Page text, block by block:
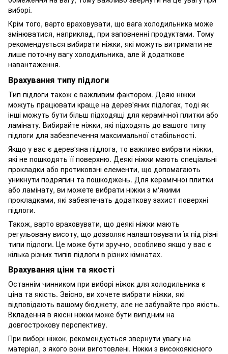
виборі.
Крім того, варто враховувати, що вага холодильника може
змінюватися, наприклад, при заповненні продуктами. Тому
рекомендується вибирати ніжки, які можуть витримати не
лише поточну вагу холодильника, але й додаткове
навантаження.
Врахування типу підлоги
Тип підлоги також є важливим фактором. Деякі ніжки
можуть працювати краще на дерев'яних підлогах, тоді як
інші можуть бути більш підходящі для керамічної плитки або
ламінату. Вибирайте ніжки, які підходять до вашого типу
підлоги для забезпечення максимальної стабільності.
Якщо у вас є дерев'яна підлога, то важливо вибрати ніжки,
які не пошкодять її поверхню. Деякі ніжки мають спеціальні
прокладки або протиковзні елементи, що допомагають
уникнути подряпин та пошкоджень. Для керамічної плитки
або ламінату, ви можете вибрати ніжки з м'якими
прокладками, які забезпечать додаткову захист поверхні
підлоги.
Також, варто враховувати, що деякі ніжки мають
регульовану висоту, що дозволяє налаштовувати їх під різні
типи підлоги. Це може бути зручно, особливо якщо у вас є
кілька різних типів підлоги в різних кімнатах.
Врахування ціни та якості
Останнім чинником при виборі ніжок для холодильника є
ціна та якість. Звісно, ви хочете вибрати ніжки, які
відповідають вашому бюджету, але не забувайте про якість.
Вкладення в якісні ніжки може бути вигідним на
довгострокову перспективу.
При виборі ніжок, рекомендується звернути увагу на
матеріал, з якого вони виготовлені. Ніжки з високоякісного